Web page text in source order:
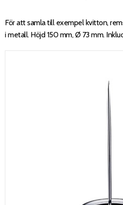
För att samla till exempel kvitton,
i metall. Höjd 150 mm, Ø 73 mm.